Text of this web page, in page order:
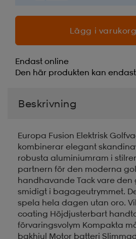
Lägg i varukorg
Endast online
Den här produkten kan
Beskrivning
Europa Fusion Elektrisk
kombinerar elegant
robusta aluminiumram i
partnern för den moderna
handhavande Tack vare
smidigt i bagageutrymmet.
spela hela dagen utan oro.
coating Höjdjusterbart
förvaringsvolym Kompakta
bakhjul Motor batteri